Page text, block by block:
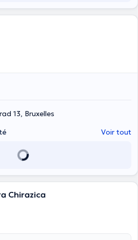
13, Bruxelles
Voir tout
Chirazica